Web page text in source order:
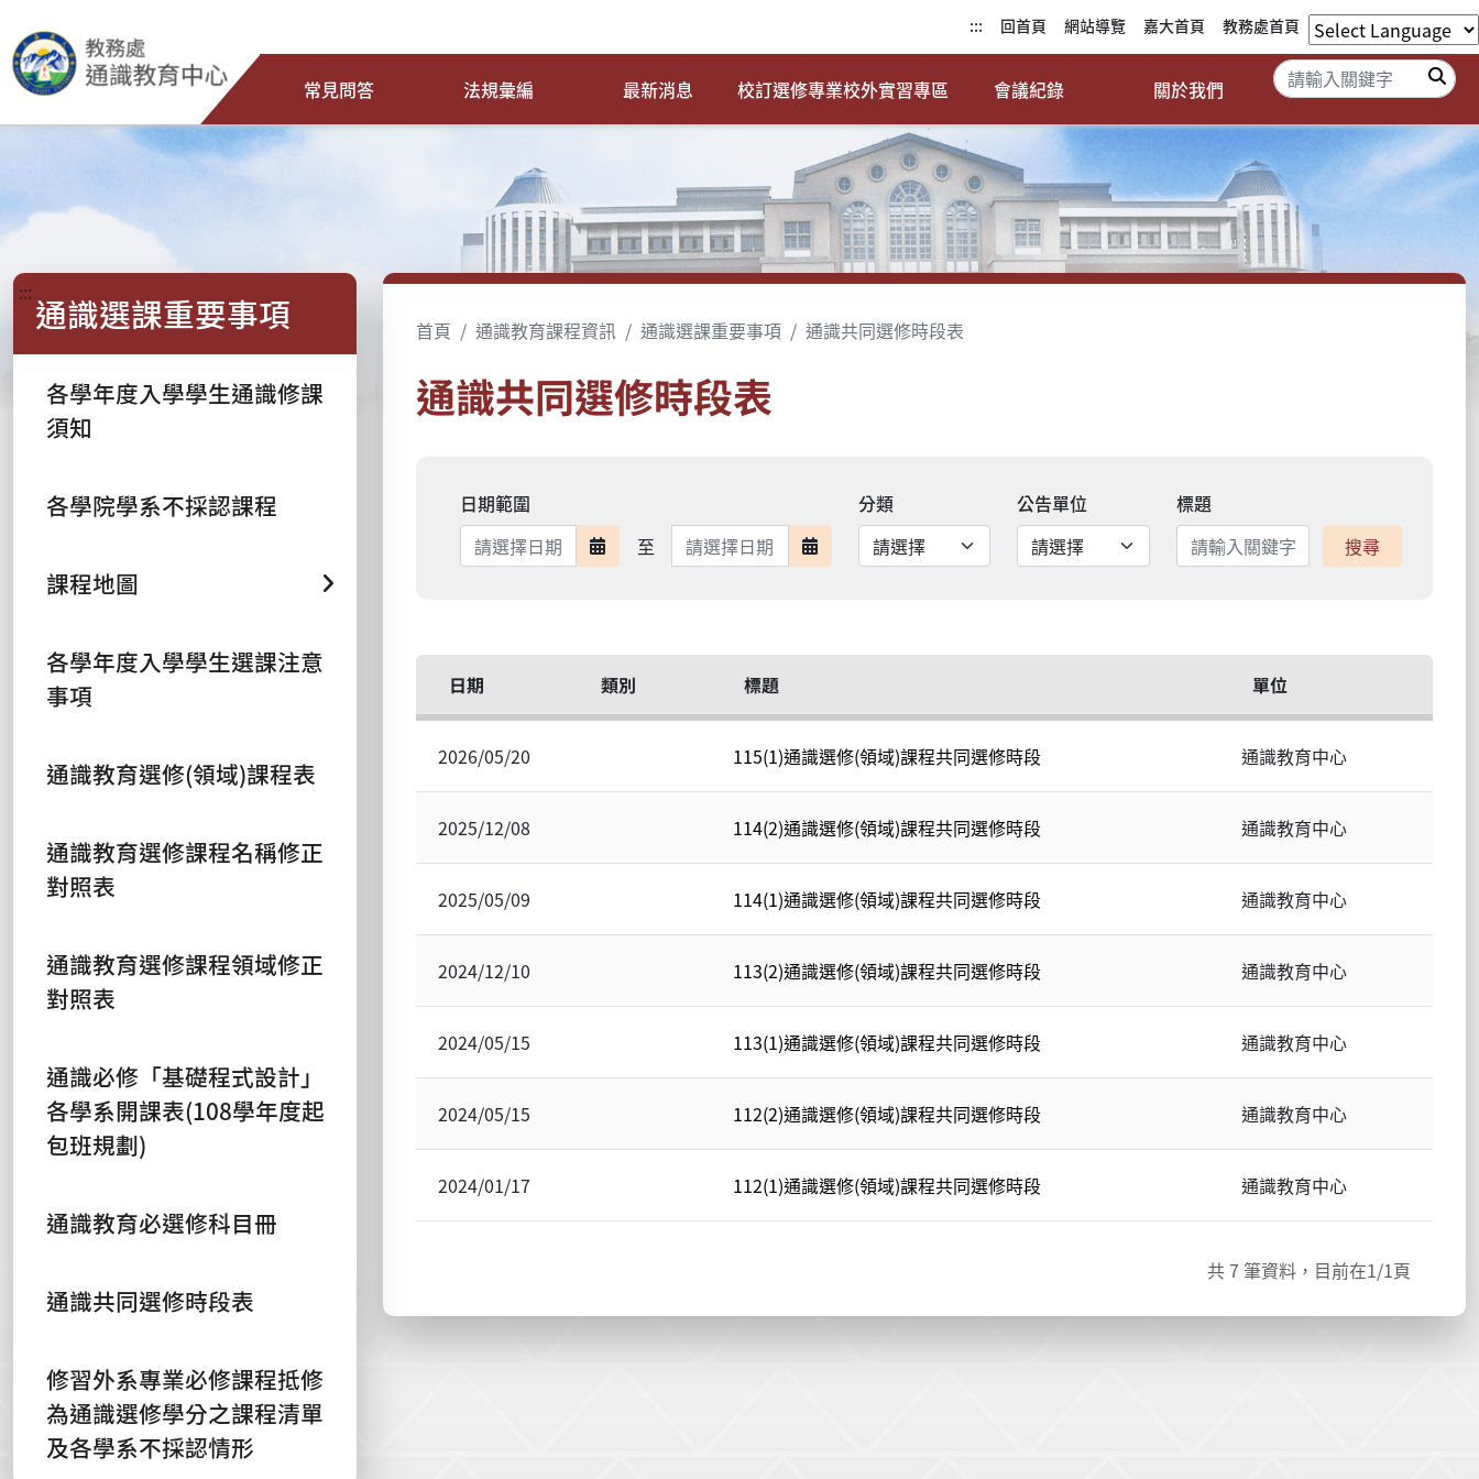
::: 回首頁 網站導覽 嘉大首頁 教務處首頁
常見問答 法規彙編 最新消息 校訂選修專業校外實習專區 會議紀錄 關於我們
搜尋
::: 通識選課重要事項
各學年度入學學生通識修課
須知
各學院學系不採認課程
課程地圖
各學年度入學學生選課注意
事項
通識教育選修(領域)課程表
通識教育選修課程名稱修正
對照表
通識教育選修課程領域修正
對照表
通識必修「基礎程式設計」
各學系開課表(108學年度起
包班規劃)
通識教育必選修科目冊
通識共同選修時段表
修習外系專業必修課程抵修
為通識選修學分之課程清單
及各學系不採認情形
首頁 通識教育課程資訊 通識選課重要事項 通識共同選修時段表
通識共同選修時段表
日期範圍
日期範圍開始
至 日期範圍結束 日期範圍結束
分類 公告單位
標題
搜尋
日期 類別 標題 單位
2026/05/20 115(1)通識選修(領域)課程共同選修時段 通識教育中心
2025/12/08 114(2)通識選修(領域)課程共同選修時段 通識教育中心
2025/05/09 114(1)通識選修(領域)課程共同選修時段 通識教育中心
2024/12/10 113(2)通識選修(領域)課程共同選修時段 通識教育中心
2024/05/15 113(1)通識選修(領域)課程共同選修時段 通識教育中心
2024/05/15 112(2)通識選修(領域)課程共同選修時段 通識教育中心
2024/01/17 112(1)通識選修(領域)課程共同選修時段 通識教育中心
共7 筆資料，目前在1/1頁